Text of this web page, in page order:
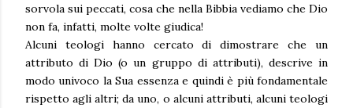
sorvola sui peccati, cosa che nella Bibbia vediamo che Dio
non fa, infatti, molte volte giudica!
Alcuni teologi hanno cercato di dimostrare che un
attributo di Dio (o un gruppo di attributi), descrive in
modo univoco la Sua essenza e quindi è più fondamentale
rispetto agli altri; da uno, o alcuni attributi, alcuni teologi